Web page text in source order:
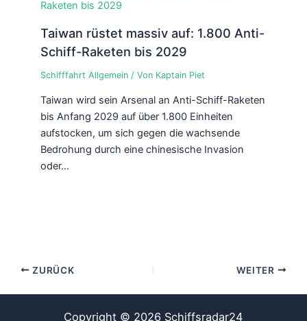
Taiwan rüstet massiv auf: 1.800 Anti-
Schiff-Raketen bis 2029
Schifffahrt Allgemein/ Von Kaptain Piet
Taiwan wird sein Arsenal an Anti-Schiff-Raketen
bis Anfang 2029 auf über 1.800 Einheiten
aufstocken, um sich gegen die wachsende
Bedrohung durch eine chinesische Invasion
oder…
ZURÜCK WEITER
Copyright © 2026 Schiffsradar24